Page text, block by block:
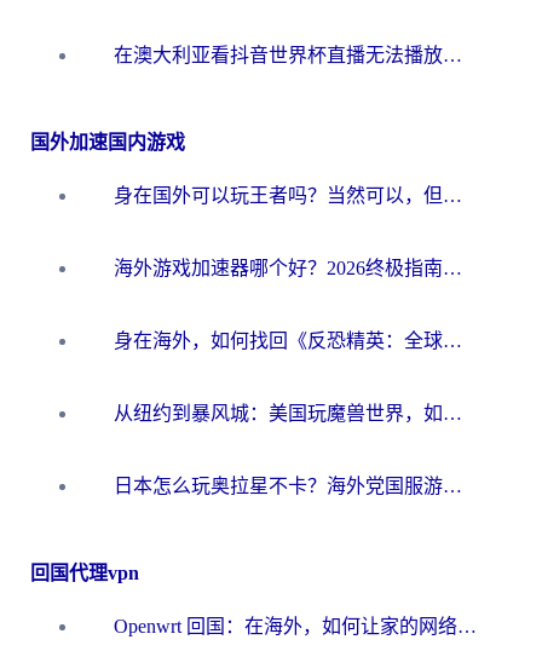
在澳大利亚看抖音世界杯直播无法播放？海外党体育观赛终极指南来了！
国外加速国内游戏
身在国外可以玩王者吗？当然可以，但你需要这份“加速”指南
海外游戏加速器哪个好？2026终极指南帮你畅玩国服+解决卡顿难题
身在海外，如何找回《反恐精英：全球攻势》国服的丝滑手感？一份给你的终极指南
从纽约到暴风城：美国玩魔兽世界，如何找到你的最佳网络航线
日本怎么玩奥拉星不卡？海外党国服游戏加速器选择全攻略
回国代理vpn
Openwrt 回国：在海外，如何让家的网络触手可及